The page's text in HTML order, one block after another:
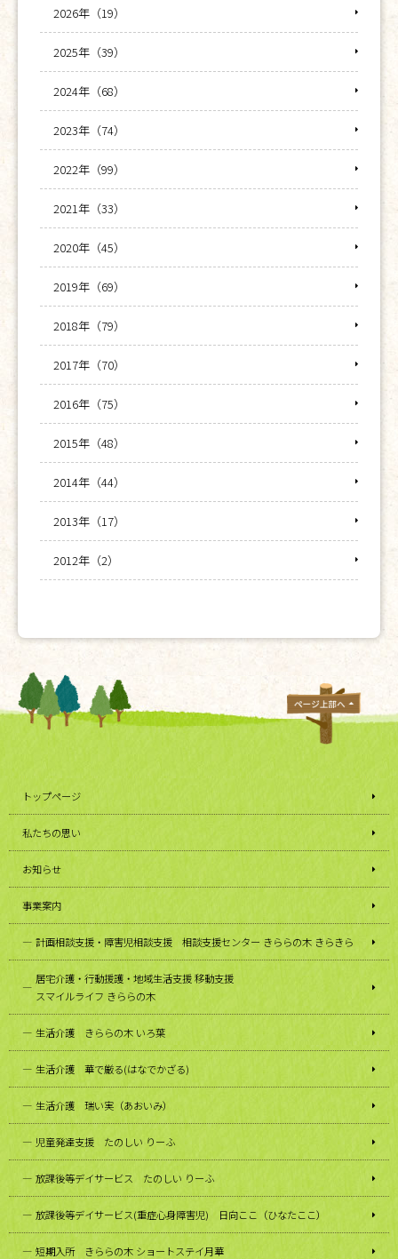
2026年（19）
2025年（39）
2024年（68）
2023年（74）
2022年（99）
2021年（33）
2020年（45）
2019年（69）
2018年（79）
2017年（70）
2016年（75）
2015年（48）
2014年（44）
2013年（17）
2012年（2）
トップページ
私たちの思い
お知らせ
事業案内
計画相談支援・障害児相談支援 相談支援センター きららの木 きらきら
居宅介護・行動援護・地域生活支援 移動支援
スマイルライフ きららの木
生活介護 きららの木 いろ葉
生活介護 華で厳る(はなでかざる)
生活介護 瑞い実（あおいみ）
児童発達支援 たのしい りーふ
放課後等デイサービス たのしい りーふ
放課後等デイサービス(重症心身障害児) 日向ここ（ひなたここ）
短期入所 きららの木 ショートステイ月華